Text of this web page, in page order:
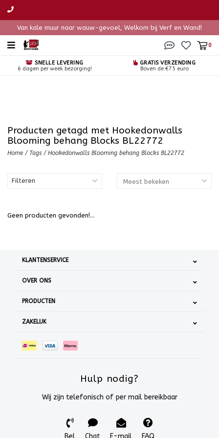
Van kale muur naar wauw-gevoel, Welkom bij Verf en Wand!
0
SNELLE LEVERING
6 dagen per week bezorging!
GRATIS VERZENDING
Boven de €75 euro
Producten getagd met Hookedonwalls
Blooming behang Blocks BL22772
Home / Tags / Hookedonwalls Blooming behang Blocks BL22772
Filteren
Geen producten gevonden!...
KLANTENSERVICE
OVER ONS
PRODUCTEN
ZAKELIJK
Hulp nodig?
Wij zijn telefonisch of per mail bereikbaar
Bel Chat E-mail FAQ